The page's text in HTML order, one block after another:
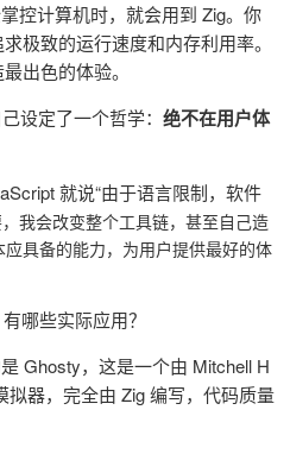
控计算机时，就会用到 Zig。你
极致的运行速度和内存利用率。
出色的体验。
设定了一个哲学： 绝不在用户体
就说“由于语言限制，软件
我会改变整个工具链，甚至自己造
具备的能力，为用户提供最好的体
哪些实际应用？
Ghosty，这是一个由 Mitchell H
器，完全由 Zig 编写，代码质量